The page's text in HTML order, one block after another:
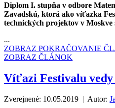
Diplom I. stupňa v odbore
Zavadskú, ktorá ako víťazka
technických projektov v Moskve
...
ZOBRAZ POKRAČOVANIE
ZOBRAZ ČLÁNOK
Víťazi Festivalu vedy
Zverejnené: 10.05.2019 | Autor: